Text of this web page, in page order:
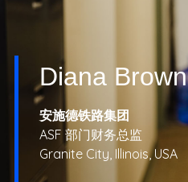
Diana Brown
安施德铁路集团
ASF 部门财务总监
Granite City, Illinois, USA